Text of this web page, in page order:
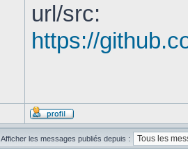
url/src:
https://
Afficher les messages publiés depuis :